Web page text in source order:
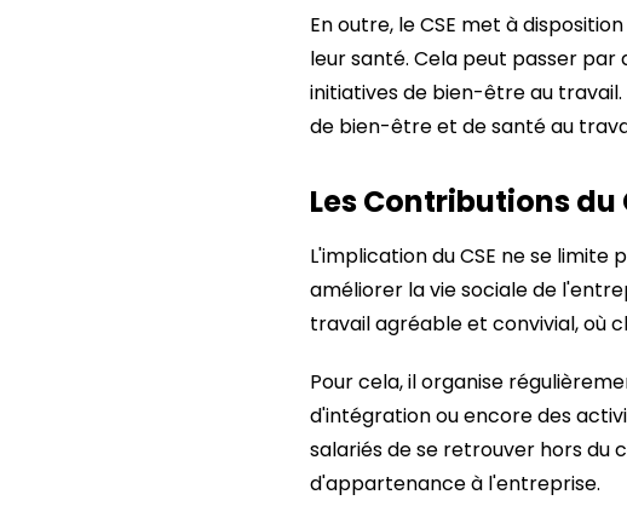
En outre, le CSE met à
leur santé. Cela peut passer
initiatives de bien-être au travail.
de bien-être et de santé au
Les Contributions du
L'implication du CSE ne se
améliorer la vie sociale de
travail agréable et convivial, où
Pour cela, il organise
d'intégration ou encore des
salariés de se retrouver hors du
d'appartenance à l'entreprise.